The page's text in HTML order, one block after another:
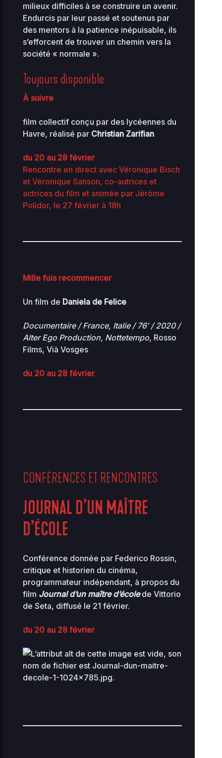
milieux difficiles à se construire un avenir.
Endurcis par leur passé et soutenus par
des mentors à la patience inépuisable, ils
s’efforcent de trouver un chemin vers la
société « normale ».
Toujours disponible
À suivre
film collectif conçu par des lycéennes du
Havre, réalisé par Christian Zarifian
du 20 au 28 février
Rencontre en direct avec Véronique Bisch
et Véronique Sanson, co-autrices et
actrices du film et animée par Jérôme
Polidor, le 27 février à 18h
Mille fois recommencer
Un film de Daniela de Felice
Documentaire / France, Italie / 76′ / 2020 /
Alter Ego Production, Nottetempo, Rosso
Films, Vià Vosges
du 20 au 28 février
CONFÉRENCES ET RENCONTRES
JOURNAL D’UN MAÎTRE
D’ÉCOLE
Conférence donnée par Federico Rossin,
critique et historien du cinéma,
programmateur indépendant, à propos du
film Journal d’un maître d’écolede Vittorio
de Seta, diffusé le 21 février.
du 20 au 28 février